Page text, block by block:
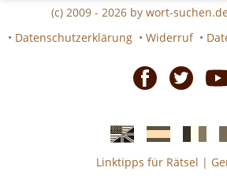
(c) 2009 - 2026 by wort-suchen.de
• Datenschutzerklärung • Widerruf •
EnglischeSpanische
Linktipps für Rätsel |